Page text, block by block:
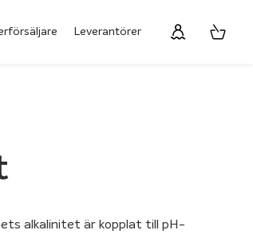
Leverantörer
alkalinitet är kopplat till pH-